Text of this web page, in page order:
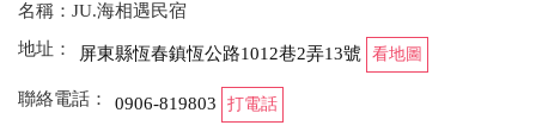
名稱：JU.海相遇民宿
地址：
屏東縣恆春鎮恆公路1012巷2弄13號 看地圖
聯絡電話： 0906-819803 打電話